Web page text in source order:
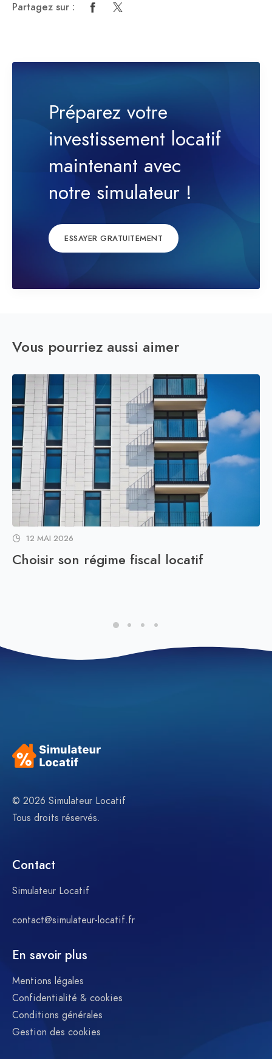
Partagez sur :
Préparez votre
investissement locatif
maintenant avec
notre simulateur !
ESSAYER GRATUITEMENT
Vous pourriez aussi aimer
12 MAI 2026
Choisir son régime fiscal locatif
© 2026 Simulateur Locatif
Tous droits réservés.
Contact
Simulateur Locatif
contact@simulateur-locatif.fr
En savoir plus
Mentions légales
Confidentialité & cookies
Conditions générales
Gestion des cookies